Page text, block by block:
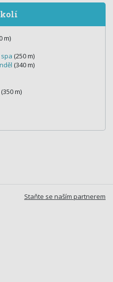
m)
(250 m)
(340 m)
(350 m)
Staňte se naším partnerem